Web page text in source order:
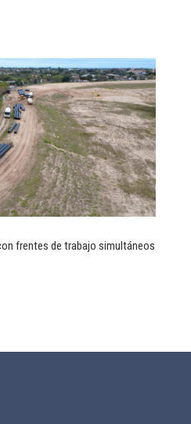
frentes de trabajo simultáneos